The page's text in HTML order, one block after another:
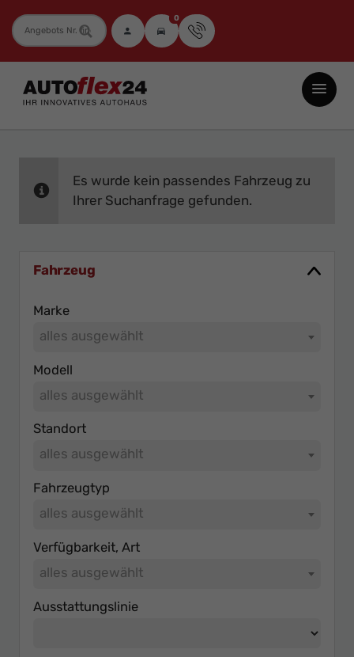
Fahrzeugnummer 0
Autoflex24
GmbH
Neuwagen
Jahreswagen
Preisen
Autohaus
Es wurde kein passendes Fahrzeug zu
Ihrer Suchanfrage gefunden.
Fahrzeug
Marke
alles ausgewählt
Modell
alles ausgewählt
Standort
alles ausgewählt
Fahrzeugtyp
alles ausgewählt
Verfügbarkeit, Art
alles ausgewählt
Ausstattungslinie